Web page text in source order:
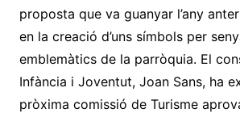
proposta que va guanyar l’any
en la creació d’uns símbols per
emblemàtics de la parròquia. El
Infància i Joventut, Joan Sans, ha
pròxima comissió de Turisme